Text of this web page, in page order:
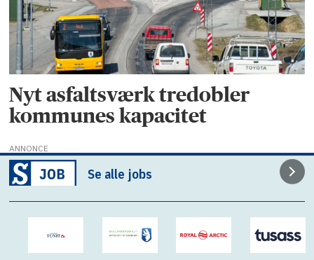
Nyt asfaltsværk tredobler
kommunes kapacitet
ANNONCE
Se alle jobs